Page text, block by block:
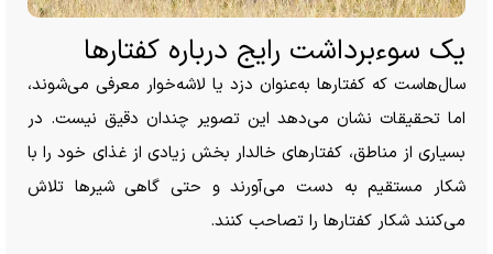
یک سوءبرداشت رایج درباره کفتار‌ها
سال‌هاست که کفتار‌ها به‌عنوان دزد یا لاشه‌خوار معرفی می‌شوند،
اما تحقیقات نشان می‌دهد این تصویر چندان دقیق نیست. در
بسیاری از مناطق، کفتار‌های خالدار بخش زیادی از غذای خود را با
شکار مستقیم به دست می‌آورند و حتی گاهی شیر‌ها تلاش
می‌کنند شکار کفتار‌ها را تصاحب کنند.